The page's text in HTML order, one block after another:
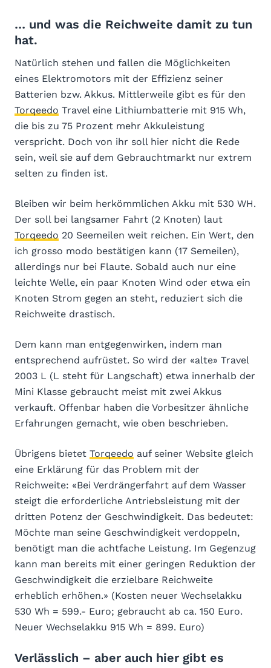
… und was die Reichweite damit zu tun
hat.
Natürlich stehen und fallen die Möglichkeiten
eines Elektromotors mit der Effizienz seiner
Batterien bzw. Akkus. Mittlerweile gibt es für den
Torqeedo Travel eine Lithiumbatterie mit 915 Wh,
die bis zu 75 Prozent mehr Akkuleistung
verspricht. Doch von ihr soll hier nicht die Rede
sein, weil sie auf dem Gebrauchtmarkt nur extrem
selten zu finden ist.
Bleiben wir beim herkömmlichen Akku mit 530 WH.
Der soll bei langsamer Fahrt (2 Knoten) laut
Torqeedo 20 Seemeilen weit reichen. Ein Wert, den
ich grosso modo bestätigen kann (17 Semeilen),
allerdings nur bei Flaute. Sobald auch nur eine
leichte Welle, ein paar Knoten Wind oder etwa ein
Knoten Strom gegen an steht, reduziert sich die
Reichweite drastisch.
Dem kann man entgegenwirken, indem man
entsprechend aufrüstet. So wird der «alte» Travel
2003 L (L steht für Langschaft) etwa innerhalb der
Mini Klasse gebraucht meist mit zwei Akkus
verkauft. Offenbar haben die Vorbesitzer ähnliche
Erfahrungen gemacht, wie oben beschrieben.
Übrigens bietet Torqeedo auf seiner Website gleich
eine Erklärung für das Problem mit der
Reichweite: «Bei Verdrängerfahrt auf dem Wasser
steigt die erforderliche Antriebsleistung mit der
dritten Potenz der Geschwindigkeit. Das bedeutet:
Möchte man seine Geschwindigkeit verdoppeln,
benötigt man die achtfache Leistung. Im Gegenzug
kann man bereits mit einer geringen Reduktion der
Geschwindigkeit die erzielbare Reichweite
erheblich erhöhen.» (Kosten neuer Wechselakku
530 Wh = 599.- Euro; gebraucht ab ca. 150 Euro.
Neuer Wechselakku 915 Wh = 899. Euro)
Verlässlich – aber auch hier gibt es